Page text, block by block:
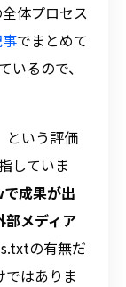
体プロセス
でまとめて
るので、
という評価
していま
成果が出
メディア
の有無だ
ではありま